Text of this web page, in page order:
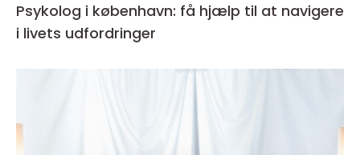
Psykolog i københavn: få hjælp til at navigere
i livets udfordringer